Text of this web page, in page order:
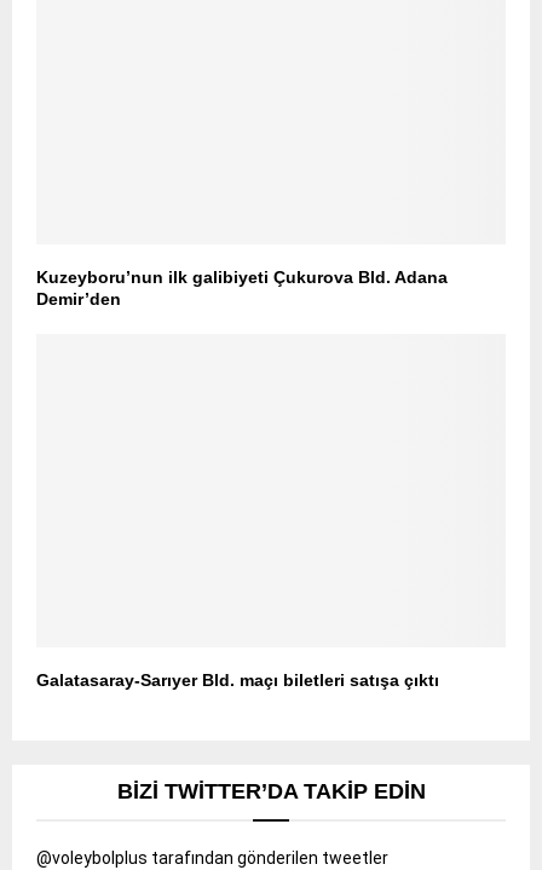
Kuzeyboru’nun ilk galibiyeti Çukurova Bld. Adana
Demir’den
Galatasaray-Sarıyer Bld. maçı biletleri satışa çıktı
BIZI TWITTER’DA TAKIP EDIN
@voleybolplus tarafından gönderilen tweetler